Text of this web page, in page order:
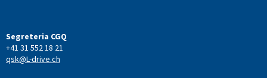
Segreteria CGQ
+41 31 552 18 21
qsk@L-drive.ch